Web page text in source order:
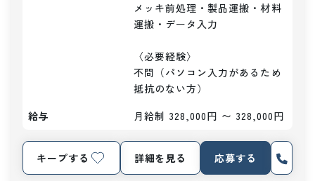
メッキ前処理・製品運搬・材料
運搬・データ入力
〈必要経験〉
不問（パソコン入力があるため
抵抗のない方）
給与
月給制 328,000円 〜 328,000円
キープする 詳細を見る 応募する